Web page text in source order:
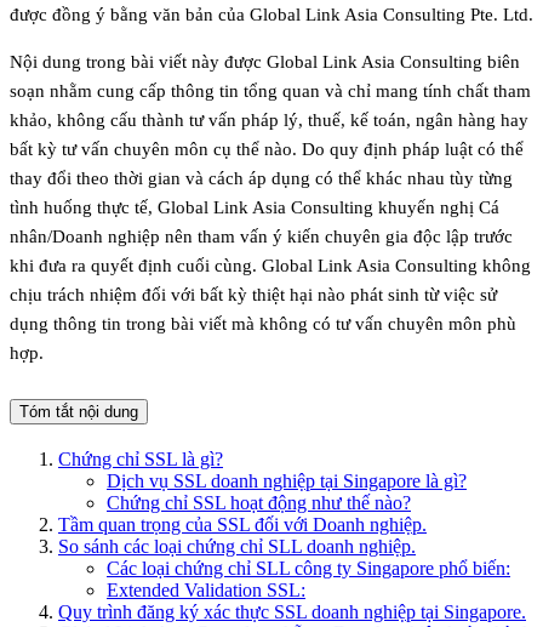
được đồng ý bằng văn bản của Global Link Asia Consulting Pte. Ltd.
Nội dung trong bài viết này được Global Link Asia Consulting biên
soạn nhằm cung cấp thông tin tổng quan và chỉ mang tính chất tham
khảo, không cấu thành tư vấn pháp lý, thuế, kế toán, ngân hàng hay
bất kỳ tư vấn chuyên môn cụ thể nào. Do quy định pháp luật có thể
thay đổi theo thời gian và cách áp dụng có thể khác nhau tùy từng
tình huống thực tế, Global Link Asia Consulting khuyến nghị Cá
nhân/Doanh nghiệp nên tham vấn ý kiến chuyên gia độc lập trước
khi đưa ra quyết định cuối cùng. Global Link Asia Consulting không
chịu trách nhiệm đối với bất kỳ thiệt hại nào phát sinh từ việc sử
dụng thông tin trong bài viết mà không có tư vấn chuyên môn phù
hợp.
Tóm tắt nội dung
Chứng chỉ SSL là gì?
Dịch vụ SSL doanh nghiệp tại Singapore là gì?
Chứng chỉ SSL hoạt động như thế nào?
Tầm quan trọng của SSL đối với Doanh nghiệp.
So sánh các loại chứng chỉ SLL doanh nghiệp.
Các loại chứng chỉ SLL công ty Singapore phổ biến:
Extended Validation SSL:
Quy trình đăng ký xác thực SSL doanh nghiệp tại Singapore.